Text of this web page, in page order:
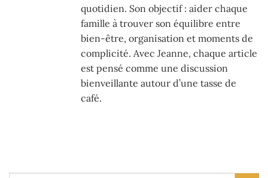
quotidien. Son objectif : aider chaque
famille à trouver son équilibre entre
bien-être, organisation et moments de
complicité. Avec Jeanne, chaque article
est pensé comme une discussion
bienveillante autour d’une tasse de
café.